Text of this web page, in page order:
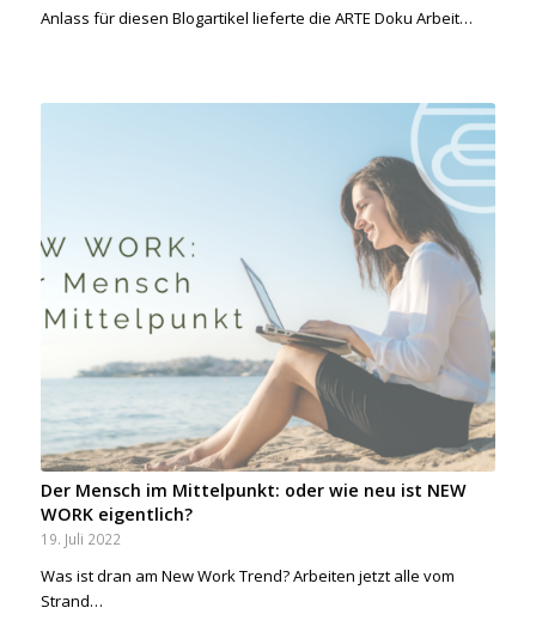
Anlass für diesen Blogartikel lieferte die ARTE Doku Arbeit…
Der Mensch im Mittelpunkt: oder wie neu ist NEW
WORK eigentlich?
19. Juli 2022
Was ist dran am New Work Trend? Arbeiten jetzt alle vom
Strand…